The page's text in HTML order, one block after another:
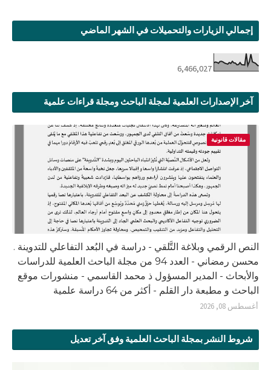
إجمالي الزيارات والتحميلات في الشهر الماضي
6,466,027
آخر الإصدارات العلمية لمجلة الباحث ومجلة قراءات علمية
مقالات قانونية
النص الرقمي وبلاغة التَّلقي - دراسة في البُعد التفاعلي للتدوينة .
محسن رمضاني - العدد 94 من مجلة الباحث العلمية للدراسات
والأبحاث - المدير المسؤول ذ محمد القاسمي - منشورات موقع
الباحث و مطبعة دار القلم - أكثر من 64 دراسة علمية
أغسطس 08, 2026
شروط النشر بمجلة الباحث العلمية وفق آخر تعديل